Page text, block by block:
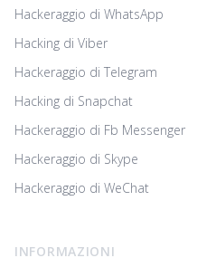
Hackeraggio di WhatsApp
Hacking di Viber
Hackeraggio di Telegram
Hacking di Snapchat
Hackeraggio di Fb Messenger
Hackeraggio di Skype
Hackeraggio di WeChat
INFORMAZIONI